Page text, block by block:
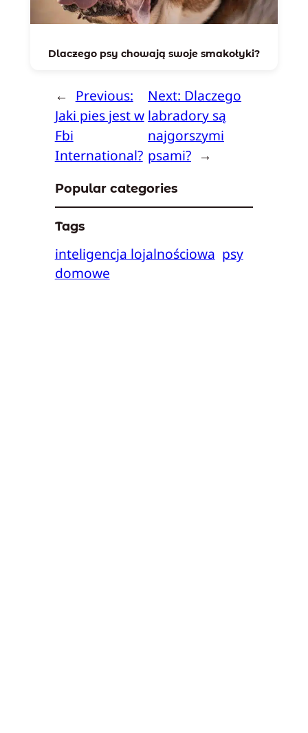
Dlaczego psy chowają swoje smakołyki?
← Previous:
Jaki pies jest w
Fbi
International?
Next: Dlaczego
labradory są
najgorszymi
psami? →
Popular categories
Tags
inteligencja lojalnościowa psy
domowe